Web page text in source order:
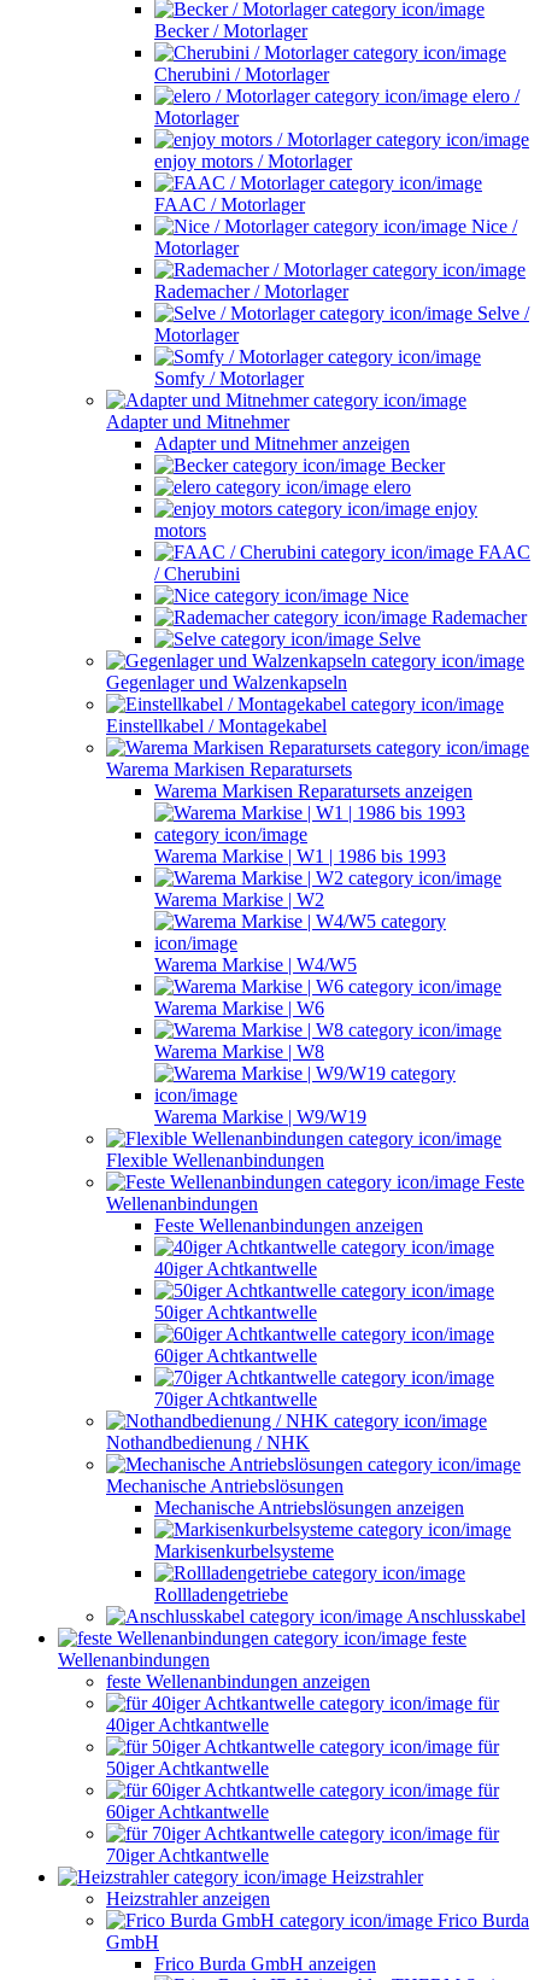
Becker / Motorlager
Cherubini / Motorlager
elero /
Motorlager
enjoy motors / Motorlager
FAAC / Motorlager
Nice /
Motorlager
Rademacher / Motorlager
Selve /
Motorlager
Somfy / Motorlager
Adapter und Mitnehmer
Adapter und Mitnehmer anzeigen
Becker
elero
enjoy
motors
FAAC
/ Cherubini
Nice
Rademacher
Selve
Gegenlager und Walzenkapseln
Einstellkabel / Montagekabel
Warema Markisen Reparatursets
Warema Markisen Reparatursets anzeigen
Warema Markise | W1 | 1986 bis 1993
Warema Markise | W2
Warema Markise | W4/W5
Warema Markise | W6
Warema Markise | W8
Warema Markise | W9/W19
Flexible Wellenanbindungen
Feste
Wellenanbindungen
Feste Wellenanbindungen anzeigen
40iger Achtkantwelle
50iger Achtkantwelle
60iger Achtkantwelle
70iger Achtkantwelle
Nothandbedienung / NHK
Mechanische Antriebslösungen
Mechanische Antriebslösungen anzeigen
Markisenkurbelsysteme
Rollladengetriebe
Anschlusskabel
feste
Wellenanbindungen
feste Wellenanbindungen anzeigen
für
40iger Achtkantwelle
für
50iger Achtkantwelle
für
60iger Achtkantwelle
für
70iger Achtkantwelle
Heizstrahler
Heizstrahler anzeigen
Frico Burda
GmbH
Frico Burda GmbH anzeigen